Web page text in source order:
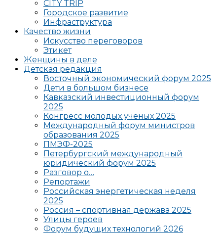
CITY TRIP
Городское развитие
Инфраструктура
Качество жизни
Искусство переговоров
Этикет
Женщины в деле
Детская редакция
Восточный экономический форум 2025
Дети в большом бизнесе
Кавказский инвестиционный форум
2025
Конгресс молодых ученых 2025
Международный форум министров
образования 2025
ПМЭФ-2025
Петербургский международный
юридический форум 2025
Разговор о…
Репортажи
Российская энергетическая неделя
2025
Россия – спортивная держава 2025
Улицы героев
Форум будущих технологий 2026